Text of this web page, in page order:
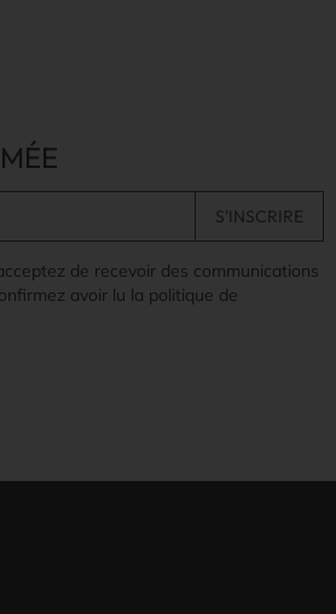
de recevoir des communications
avoir lu la politique de